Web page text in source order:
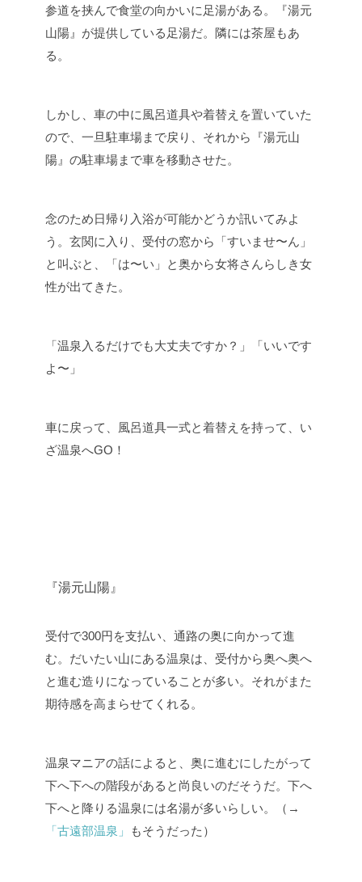
参道を挟んで食堂の向かいに足湯がある。『湯元
山陽』が提供している足湯だ。隣には茶屋もあ
る。
しかし、車の中に風呂道具や着替えを置いていた
ので、一旦駐車場まで戻り、それから『湯元山
陽』の駐車場まで車を移動させた。
念のため日帰り入浴が可能かどうか訊いてみよ
う。玄関に入り、受付の窓から「すいませ〜ん」
と叫ぶと、「は〜い」と奥から女将さんらしき女
性が出てきた。
「温泉入るだけでも大丈夫ですか？」「いいです
よ〜」
車に戻って、風呂道具一式と着替えを持って、い
ざ温泉へGO！
『湯元山陽』
受付で300円を支払い、通路の奥に向かって進
む。だいたい山にある温泉は、受付から奥へ奥へ
と進む造りになっていることが多い。それがまた
期待感を高まらせてくれる。
温泉マニアの話によると、奥に進むにしたがって
下へ下への階段があると尚良いのだそうだ。下へ
下へと降りる温泉には名湯が多いらしい。（→
「古遠部温泉」
もそうだった）